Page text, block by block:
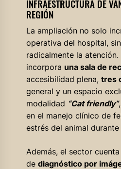
INFRAESTRUCTURA DE
REGIÓN
La ampliación no solo
operativa del hospital,
radicalmente la
incorpora una sala de
accesibilidad plena, tres
general y un espacio
modalidad “Cat friendly”
en el manejo clínico de
estrés del animal
Además, el sector
de diagnóstico por